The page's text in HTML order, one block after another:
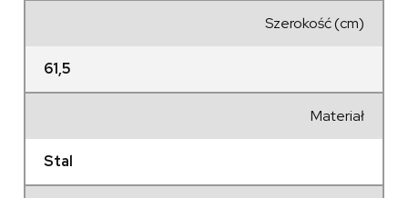
Szerokość (cm)
61,5
Materiał
Stal